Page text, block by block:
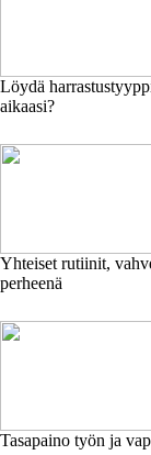
Löydä
aikaasi?
Yhteiset rutiinit,
perheenä
Tasapaino työn ja